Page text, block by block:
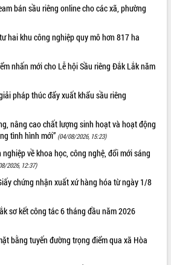
xúc
thích
khẩu
Nam đột
trong
đổi số
hạ
Tân
Kỷ
thực
bố
bán sầu riêng online cho các xã, phường
hai khu công nghiệp quy mô hơn 817 ha
nhấn mới cho Lễ hội Sầu riêng Đắk Lắk năm
pháp thúc đẩy xuất khẩu sầu riêng
nâng cao chất lượng sinh hoạt và hoạt động
tình hình mới” (04/08/2026, 15:23)
về khoa học, công nghệ, đổi mới sáng
2026, 12:37)
chứng nhận xuất xứ hàng hóa từ ngày 1/8
sơ kết công tác 6 tháng đầu năm 2026
bằng tuyến đường trọng điểm qua xã Hòa